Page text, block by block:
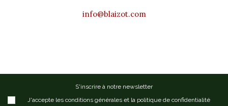
info@blaizot.com
S'inscrire à notre newsletter
J'accepte les conditions générales et la politique de confidentialité